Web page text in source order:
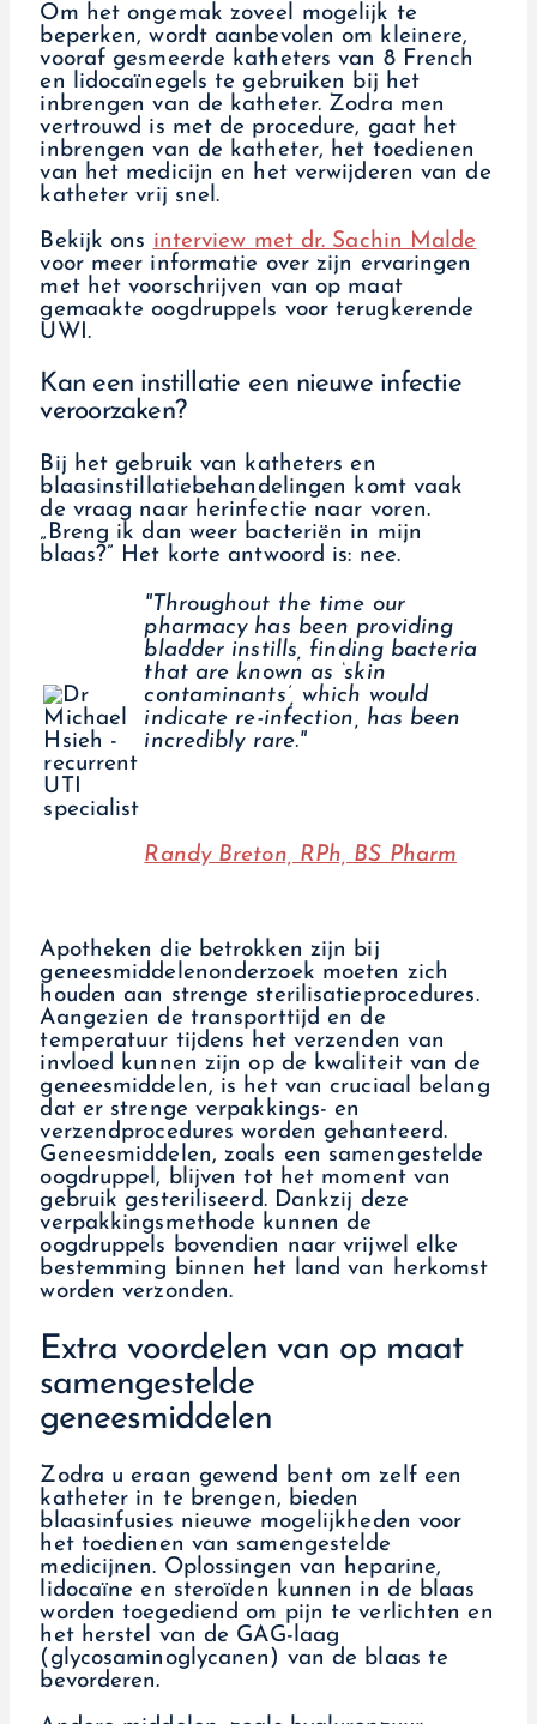
Om het ongemak zoveel mogelijk te
beperken, wordt aanbevolen om kleinere,
vooraf gesmeerde katheters van 8 French
en lidocaïnegels te gebruiken bij het
inbrengen van de katheter. Zodra men
vertrouwd is met de procedure, gaat het
inbrengen van de katheter, het toedienen
van het medicijn en het verwijderen van de
katheter vrij snel.
Bekijk ons interview met dr. Sachin Malde
voor meer informatie over zijn ervaringen
met het voorschrijven van op maat
gemaakte oogdruppels voor terugkerende
UWI.
Kan een instillatie een nieuwe infectie
veroorzaken?
Bij het gebruik van katheters en
blaasinstillatiebehandelingen komt vaak
de vraag naar herinfectie naar voren.
„Breng ik dan weer bacteriën in mijn
blaas?” Het korte antwoord is: nee.
"Throughout the time our
pharmacy has been providing
bladder instills, finding bacteria
that are known as ‘skin
contaminants’, which would
indicate re-infection, has been
incredibly rare."
Randy Breton, RPh, BS Pharm
Apotheken die betrokken zijn bij
geneesmiddelenonderzoek moeten zich
houden aan strenge sterilisatieprocedures.
Aangezien de transporttijd en de
temperatuur tijdens het verzenden van
invloed kunnen zijn op de kwaliteit van de
geneesmiddelen, is het van cruciaal belang
dat er strenge verpakkings- en
verzendprocedures worden gehanteerd.
Geneesmiddelen, zoals een samengestelde
oogdruppel, blijven tot het moment van
gebruik gesteriliseerd. Dankzij deze
verpakkingsmethode kunnen de
oogdruppels bovendien naar vrijwel elke
bestemming binnen het land van herkomst
worden verzonden.
Extra voordelen van op maat
samengestelde
geneesmiddelen
Zodra u eraan gewend bent om zelf een
katheter in te brengen, bieden
blaasinfusies nieuwe mogelijkheden voor
het toedienen van samengestelde
medicijnen. Oplossingen van heparine,
lidocaïne en steroïden kunnen in de blaas
worden toegediend om pijn te verlichten en
het herstel van de GAG-laag
(glycosaminoglycanen) van de blaas te
bevorderen.